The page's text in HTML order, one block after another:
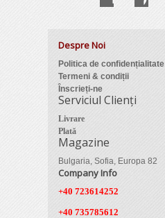
Despre Noi
Politica de confidențialitate
Termeni & condiții
Înscrieți-ne
Serviciul Clienți
Livrare
Plată
Magazine
Bulgaria, Sofia, Europa 82
Company Info
+40 723614252
+40 735785612